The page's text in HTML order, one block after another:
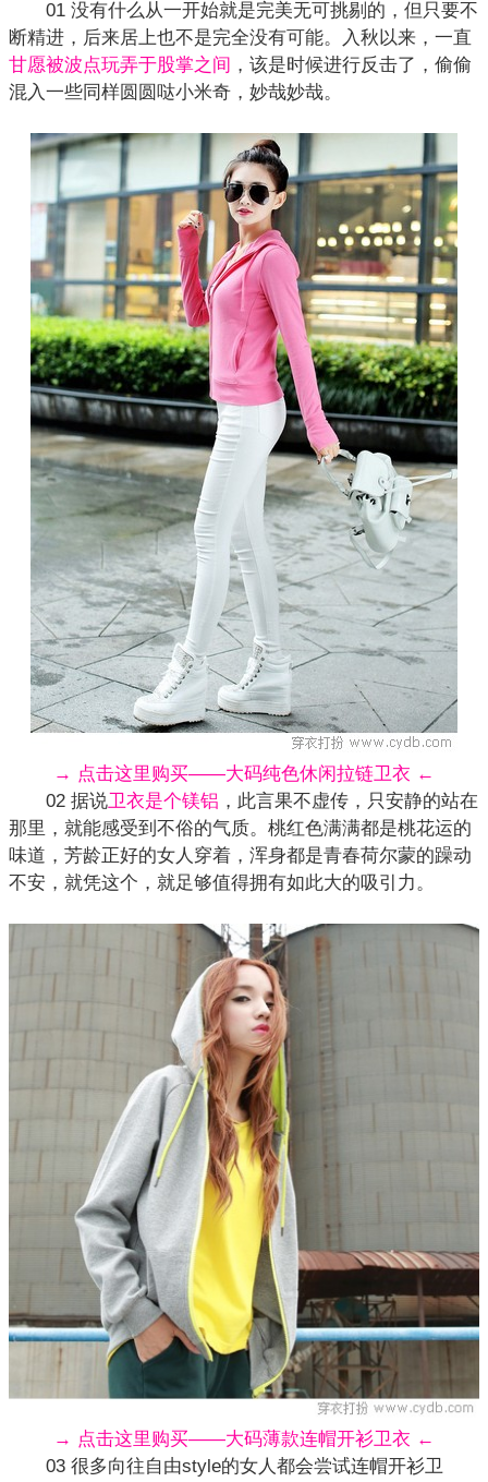
01 没有什么从一开始就是完美无可挑剔的，但只要不
断精进，后来居上也不是完全没有可能。入秋以来，一直
甘愿被波点玩弄于股掌之间 ，该是时候进行反击了，偷偷
混入一些同样圆圆哒小米奇，妙哉妙哉。
→ 点击这里购买——大码纯色休闲拉链卫衣 ←
02 据说卫衣是个镁铝 ，此言果不虚传，只安静的站在
那里，就能感受到不俗的气质。桃红色满满都是桃花运的
味道，芳龄正好的女人穿着，浑身都是青春荷尔蒙的躁动
不安，就凭这个，就足够值得拥有如此大的吸引力。
→ 点击这里购买——大码薄款连帽开衫卫衣 ←
03 很多向往自由style的女人都会尝试连帽开衫卫